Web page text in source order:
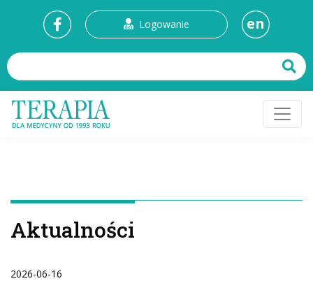
Logowanie en
Aktualności
2026-06-16